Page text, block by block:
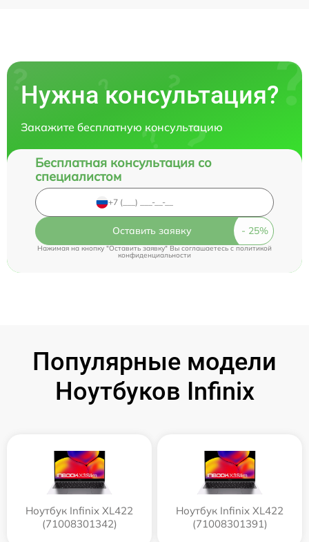
Нужна консультация?
Закажите бесплатную консультацию
Бесплатная консультация со
специалистом
Оставить заявку
Нажимая на кнопку "Оставить заявку" Вы соглашаетесь cполитикой
конфиденциальности
Популярные модели
Ноутбуков Infinix
Ноутбук Infinix XL422
(71008301342)
Ноутбук Infinix XL422
(71008301391)